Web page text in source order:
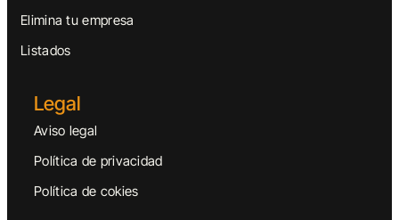
Elimina tu empresa
Listados
Legal
Aviso legal
Política de privacidad
Política de cokies